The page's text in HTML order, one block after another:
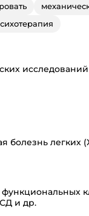
исследований
болезнь легких
и др.